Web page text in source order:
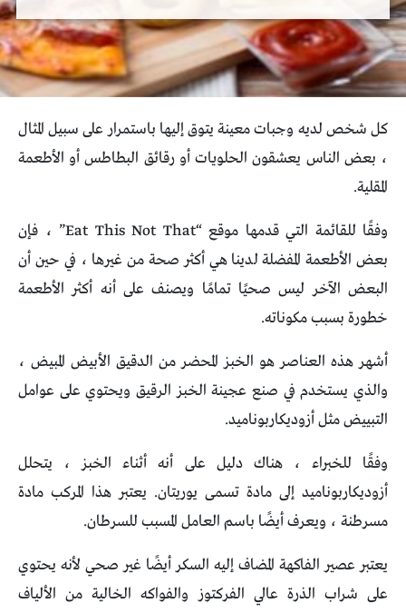
كل شخص لديه وجبات معينة يتوق إليها باستمرار على سبيل المثال
، بعض الناس يعشقون الحلويات أو رقائق البطاطس أو الأطعمة
المقلية.
وفقًا للقائمة التي قدمها موقع “Eat This Not That” ، فإن
بعض الأطعمة المفضلة لدينا هي أكثر صحة من غيرها ، في حين أن
البعض الآخر ليس صحيًا تمامًا ويصنف على أنه أكثر الأطعمة
خطورة بسبب مكوناته.
أشهر هذه العناصر هو الخبز المحضر من الدقيق الأبيض المبيض ،
والذي يستخدم في صنع عجينة الخبز الرقيق ويحتوي على عوامل
التبييض مثل أزوديكاربوناميد.
وفقًا للخبراء ، هناك دليل على أنه أثناء الخبز ، يتحلل
أزوديكاربوناميد إلى مادة تسمى يوريتان. يعتبر هذا المركب مادة
مسرطنة ، ويعرف أيضًا باسم العامل المسبب للسرطان.
يعتبر عصير الفاكهة المضاف إليه السكر أيضًا غير صحي لأنه يحتوي
على شراب الذرة عالي الفركتوز والفواكه الخالية من الألياف